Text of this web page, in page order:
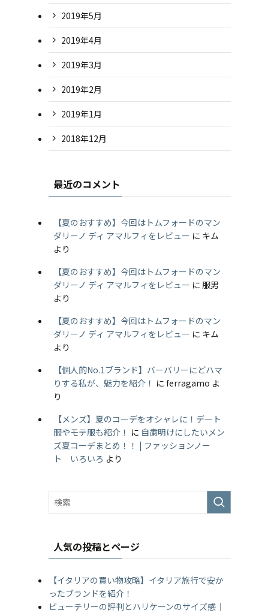
2019年5月
2019年4月
2019年3月
2019年2月
2019年1月
2018年12月
最近のコメント
【夏のおすすめ】今回はトムフォードのマン
ダリーノ ディ アマルフィをレビュー に キム
より
【夏のおすすめ】今回はトムフォードのマン
ダリーノ ディ アマルフィをレビュー に 服男
より
【夏のおすすめ】今回はトムフォードのマン
ダリーノ ディ アマルフィをレビュー に キム
より
【個人的No.1ブランド】バーバリーにどハマ
りする私が、魅力を紹介！ に ferragamo よ
り
【メンズ】夏のコーデをオシャレに！デート
服やモテ服も紹介！ に 自粛明けにしたいメン
ズ夏コーデまとめ！！ | ファッションノー
ト いろいろ より
人気の投稿とページ
【イタリアの買い物攻略】イタリア旅行で安か
ったブランドを紹介！
ピューテリーの評判とハリケーンのサイズ感｜